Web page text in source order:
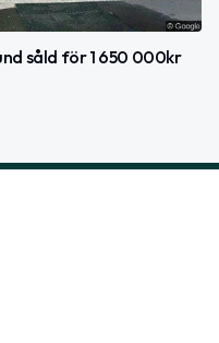
såld för 1 650 000kr